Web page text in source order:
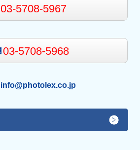
03-5708-5967
03-5708-5968
info@photolex.co.jp